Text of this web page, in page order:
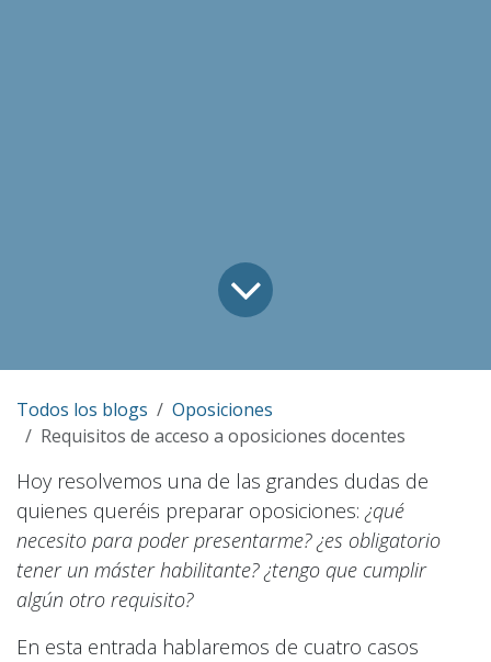
Todos los blogs
Oposiciones
Requisitos de acceso a oposiciones docentes
Hoy resolvemos una de las grandes dudas de
quienes queréis preparar oposiciones: ¿qué
necesito para poder presentarme? ¿es obligatorio
tener un máster habilitante? ¿tengo que cumplir
algún otro requisito?
En esta entrada hablaremos de cuatro casos